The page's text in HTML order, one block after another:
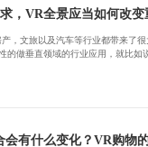
，VR全景应当如何改变
，文旅以及汽车等行业都带来了
的做垂直领域的行业应用，就比如
会有什么变化？VR购物